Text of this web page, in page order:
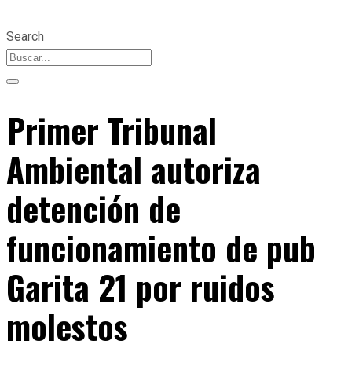
Search
Primer Tribunal
Ambiental autoriza
detención de
funcionamiento de pub
Garita 21 por ruidos
molestos